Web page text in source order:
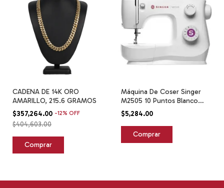
CADENA DE 14K ORO
AMARILLO, 215.6 GRAMOS
$357,264.00 -12% OFF
$404,603.00
Comprar
Máquina De Coser Singer
M2505 10 Puntos Blanco
127v Blanco
$5,284.00